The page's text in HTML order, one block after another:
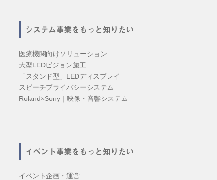
システム事業をもっと知りたい
医療機関向けソリューション
大型LEDビジョン施工
「スタンド型」LEDディスプレイ
スピーチプライバシーシステム
Roland×Sony｜映像・音響システム
イベント事業をもっと知りたい
イベント企画・運営